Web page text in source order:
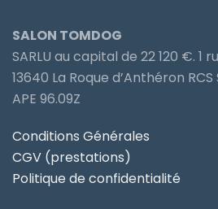
SALON TOMDOG
SARLU au capital de 22 120 €. 1
13640 La Roque d’Anthéron
APE 96.09Z
Conditions Générales
CGV (prestations)
Politique de confidentialité